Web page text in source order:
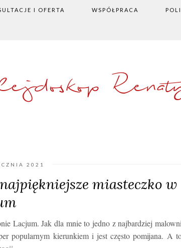
I OFERTA WSPÓŁPRACA
2021
miasteczko w
Lacjum. Jak dla mnie to jedno z najbardziej
popularnym kierunkiem i jest często pomijana. A